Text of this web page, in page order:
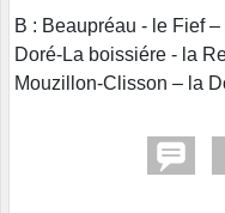
B : Beaupréau - le Fief
Doré-La boissiére - la
Mouzillon-Clisson – la